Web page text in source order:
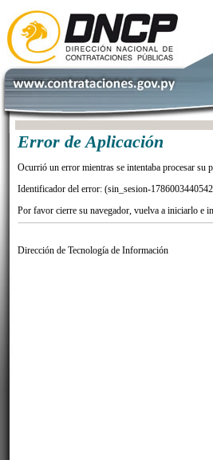
Error de Aplicación
Ocurrió un error mientras se intentaba procesar su
Identificador del error: (sin_sesion-
Por favor cierre su navegador, vuelva a iniciarlo e
Dirección de Tecnología de Información